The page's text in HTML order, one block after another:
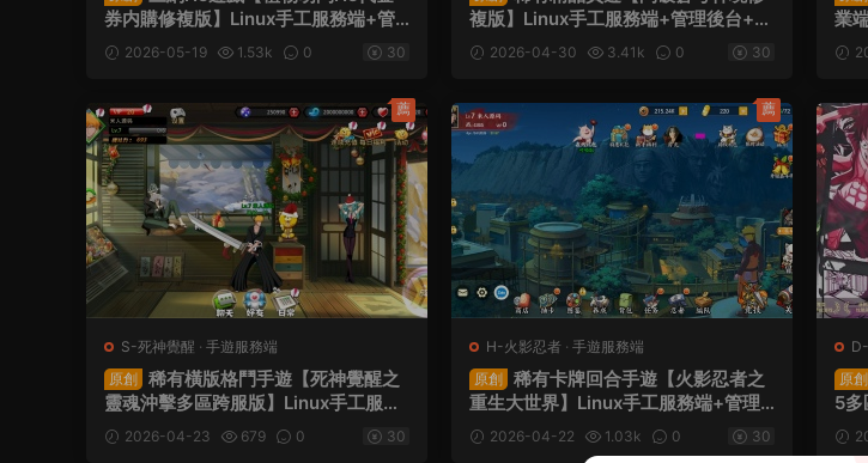
券内購修複版】Linux手工服務端+管
理後台+CDK授權後台+安卓蘋果雙端
+視頻架設教程
2026-05-19 1.53k 0 30
複版】Linux手工服務端+管理後台+視
頻架設教程
2026-04-30 3.41k 0 30
業
頻
S-死神覺醒 · 手遊服務端
原創
稀有橫版格鬥手遊【死神覺醒之
靈魂沖擊多區跨服版】Linux手工服務
端+安卓+多區跨服+管理後台+CDK授
權後台+福利後台+解密工具+視頻架設
2026-04-23 679 0 30
薦
H-火影忍者 · 手遊服務端
原創
稀有卡牌回合手遊【火影忍者之
重生大世界】Linux手工服務端+管理
後台+CDK授權後台+安卓蘋果雙端
+視頻架設教程
2026-04-22 1.03k 0 30
薦
·
原創
5多
後
程